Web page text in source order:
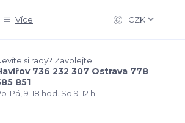
Více CZK
si rady? Zavolejte.
736 232 307 Ostrava 778
851
Pá, 9-18 hod. So 9-12 h.